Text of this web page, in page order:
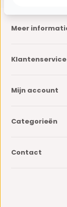
Meer
Klantenservice
Mijn account
Categorieën
Contact